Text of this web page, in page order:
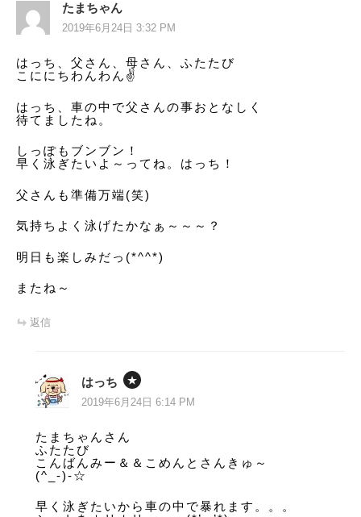
たまちゃん
2019年6月24日 3:32 PM
はっち、父さん、母さん、ふたたび
こににちわんわん✌️
はっち、車の中で父さんの事おとなしく
待てましたね。
しっぽもブンブン！
早く泳ぎたいよ～ってね。はっち！
父さんも準備万端(笑)
気持ちよく泳げたかなぁ～～～？
明日も楽しみだっ(*^^*)
またね～
返信
はっち
2019年6月24日 6:14 PM
たまちゃんさん
ふたたび
こんばんみー＆＆こめんとさんきゅ～
(^_-)-☆
早く泳ぎたいから車の中で暴れます。。。